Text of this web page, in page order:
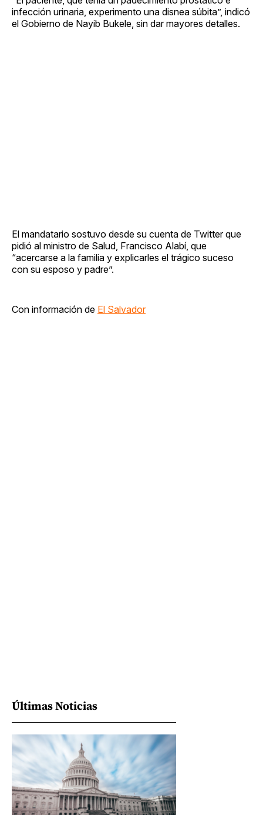
infección urinaria, experimento una disnea súbita”, indicó
el Gobierno de Nayib Bukele, sin dar mayores detalles.
El mandatario sostuvo desde su cuenta de Twitter que
pidió al ministro de Salud, Francisco Alabí, que
“acercarse a la familia y explicarles el trágico suceso
con su esposo y padre”.
Con información de El Salvador
Últimas Noticias